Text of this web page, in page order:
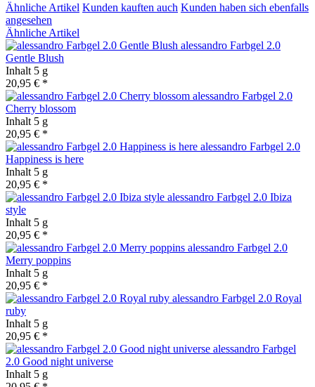
Ähnliche Artikel Kunden kauften auch Kunden haben sich ebenfalls
angesehen
Ähnliche Artikel
alessandro Farbgel 2.0
Gentle Blush
Inhalt 5 g
20,95 € *
alessandro Farbgel 2.0
Cherry blossom
Inhalt 5 g
20,95 € *
alessandro Farbgel 2.0
Happiness is here
Inhalt 5 g
20,95 € *
alessandro Farbgel 2.0 Ibiza
style
Inhalt 5 g
20,95 € *
alessandro Farbgel 2.0
Merry poppins
Inhalt 5 g
20,95 € *
alessandro Farbgel 2.0 Royal
ruby
Inhalt 5 g
20,95 € *
alessandro Farbgel
2.0 Good night universe
Inhalt 5 g